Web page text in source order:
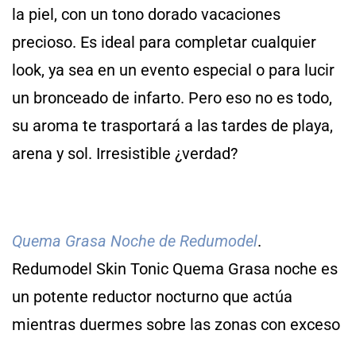
la piel, con un tono dorado vacaciones
precioso. Es ideal para completar cualquier
look, ya sea en un evento especial o para lucir
un bronceado de infarto. Pero eso no es todo,
su aroma te trasportará a las tardes de playa,
arena y sol. Irresistible ¿verdad?
Quema Grasa Noche de Redumodel.
Redumodel Skin Tonic Quema Grasa noche es
un potente reductor nocturno que actúa
mientras duermes sobre las zonas con exceso